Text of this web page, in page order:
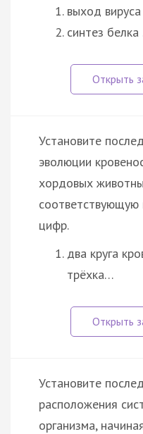
выход
синтез
Установите
эволюции
хордовых
соответствующую
цифр.
два круга
трёхка…
Установите
расположения
организма,